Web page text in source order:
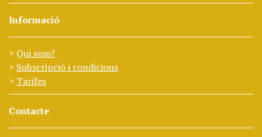
Informació
Qui som?
Subscripció i condicions
Tarifes
Contacte